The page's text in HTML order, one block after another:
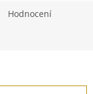
Hodnocení